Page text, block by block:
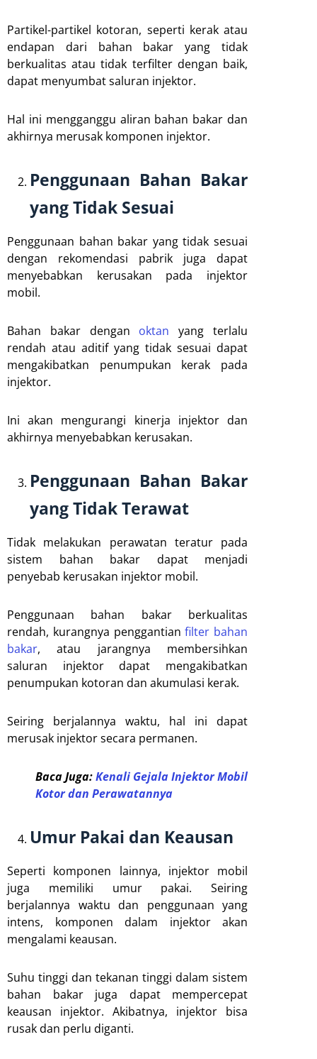
Partikel-partikel kotoran, seperti kerak atau
endapan dari bahan bakar yang tidak
berkualitas atau tidak terfilter dengan baik,
dapat menyumbat saluran injektor.
Hal ini mengganggu aliran bahan bakar dan
akhirnya merusak komponen injektor.
Penggunaan Bahan Bakar
yang Tidak Sesuai
Penggunaan bahan bakar yang tidak sesuai
dengan rekomendasi pabrik juga dapat
menyebabkan kerusakan pada injektor
mobil.
Bahan bakar dengan oktan yang terlalu
rendah atau aditif yang tidak sesuai dapat
mengakibatkan penumpukan kerak pada
injektor.
Ini akan mengurangi kinerja injektor dan
akhirnya menyebabkan kerusakan.
Penggunaan Bahan Bakar
yang Tidak Terawat
Tidak melakukan perawatan teratur pada
sistem bahan bakar dapat menjadi
penyebab kerusakan injektor mobil.
Penggunaan bahan bakar berkualitas
rendah, kurangnya penggantianfilter bahan
bakar, atau jarangnya membersihkan
saluran injektor dapat mengakibatkan
penumpukan kotoran dan akumulasi kerak.
Seiring berjalannya waktu, hal ini dapat
merusak injektor secara permanen.
Baca Juga:Kenali Gejala Injektor Mobil
Kotor dan Perawatannya
Umur Pakai dan Keausan
Seperti komponen lainnya, injektor mobil
juga memiliki umur pakai. Seiring
berjalannya waktu dan penggunaan yang
intens, komponen dalam injektor akan
mengalami keausan.
Suhu tinggi dan tekanan tinggi dalam sistem
bahan bakar juga dapat mempercepat
keausan injektor. Akibatnya, injektor bisa
rusak dan perlu diganti.